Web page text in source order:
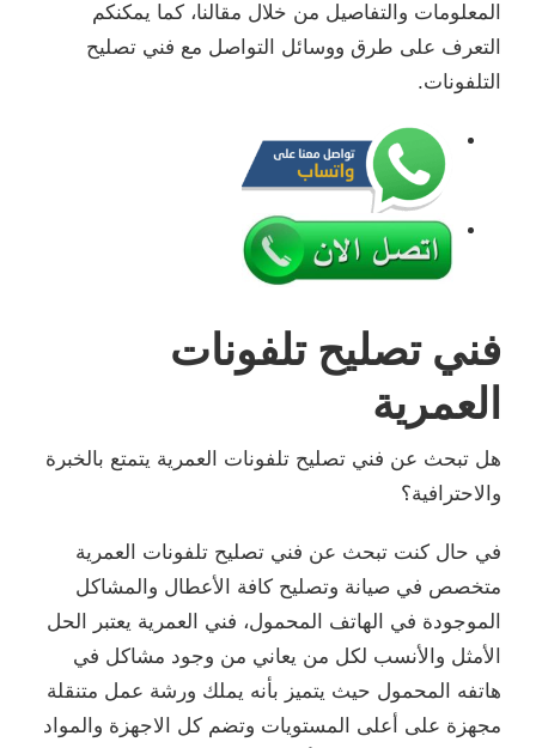
المعلومات والتفاصيل من خلال مقالنا، كما يمكنكم
التعرف على طرق ووسائل التواصل مع فني تصليح
التلفونات.
فني تصليح تلفونات
العمرية
هل تبحث عن فني تصليح تلفونات العمرية يتمتع بالخبرة
والاحترافية؟
في حال كنت تبحث عن فني تصليح تلفونات العمرية
متخصص في صيانة وتصليح كافة الأعطال والمشاكل
الموجودة في الهاتف المحمول، فني العمرية يعتبر الحل
الأمثل والأنسب لكل من يعاني من وجود مشاكل في
هاتفه المحمول حيث يتميز بأنه يملك ورشة عمل متنقلة
مجهزة على أعلى المستويات وتضم كل الاجهزة والمواد